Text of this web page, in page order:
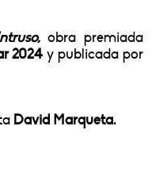
obra premiada
2024 y publicada por
David Marqueta.